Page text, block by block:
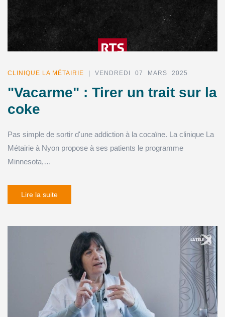
CLINIQUE LA MÉTAIRIE | VENDREDI 07 MARS 2025
"Vacarme" : Tirer un trait sur la
coke
Pas simple de sortir d'une addiction à la cocaïne. La clinique La
Métairie à Nyon propose à ses patients le programme
Minnesota,…
Lire la suite